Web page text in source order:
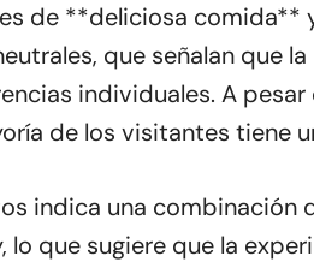
de **deliciosa comida**
que señalan que
individuales. A
de los visitantes tiene
indica una
que sugiere que la